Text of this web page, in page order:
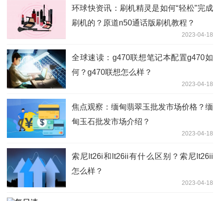
环球快资讯：刷机精灵是如何“轻松”完成
刷机的？原道n50通话版刷机教程？
2023-04-18
全球速读：g470联想笔记本配置g470如
何？g470联想怎么样？
2023-04-18
焦点观察：缅甸翡翠玉批发市场价格？缅
甸玉石批发市场介绍？
2023-04-18
索尼lt26i和lt26ii有什么区别？索尼lt26ii
怎么样？
2023-04-18